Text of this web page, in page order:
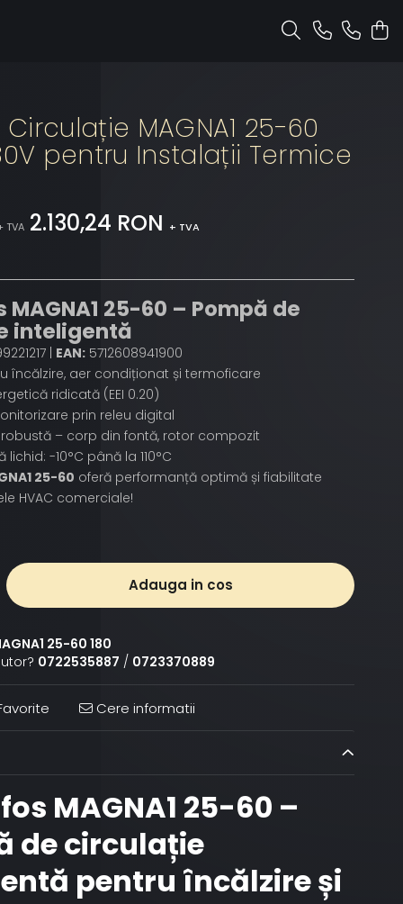
MAGNA1 25-60
pentru Instalații Termice
TVA 2.130,24 RON + TVA
MAGNA1 25-60 – Pompă de
inteligentă
| EAN:5712608941900
încălzire, aer condiționat și termoficare
ridicată (EEI 0.20)
prin releu digital
– corp din fontă, rotor compozit
-10°C până la 110°C
25-60 oferă performanță optimă și fiabilitate
HVAC comerciale!
Adauga in cos
25-60 180
0722535887 / 0723370889
Cere informatii
MAGNA1 25-60 –
de circulație
pentru încălzire și